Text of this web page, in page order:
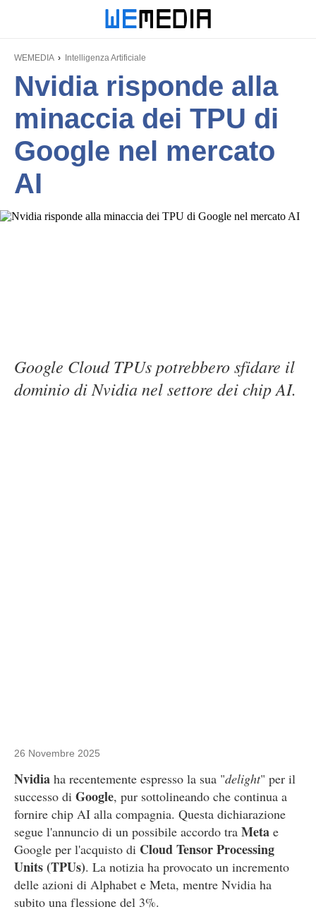
WEMEDIA Intelligenza Artificiale
Nvidia risponde alla
minaccia dei TPU di
Google nel mercato
AI
Google Cloud TPUs potrebbero sfidare il
dominio di Nvidia nel settore dei chip AI.
26 Novembre 2025
Nvidia ha recentemente espresso la sua "delight" per il
successo di Google, pur sottolineando che continua a
fornire chip AI alla compagnia. Questa dichiarazione
segue l'annuncio di un possibile accordo tra Meta e
Google per l'acquisto di Cloud Tensor Processing
Units (TPUs). La notizia ha provocato un incremento
delle azioni di Alphabet e Meta, mentre Nvidia ha
subito una flessione del 3%.